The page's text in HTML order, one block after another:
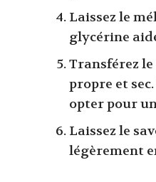
Laissez le
glycérine
Transférez
propre et
opter pour
Laissez le
légèrement